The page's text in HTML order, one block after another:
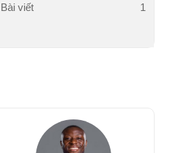
Bài viết
1